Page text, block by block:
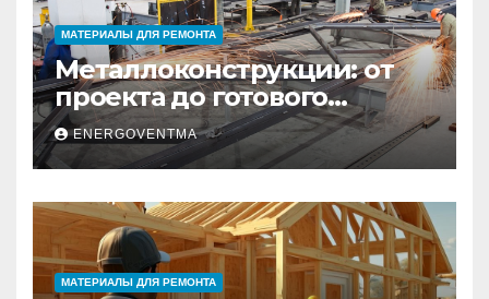
МАТЕРИАЛЫ ДЛЯ РЕМОНТА
Металлоконструкции: от
проекта до готового
изделия – полный
практический гид
ENERGOVENTMA
МАТЕРИАЛЫ ДЛЯ РЕМОНТА